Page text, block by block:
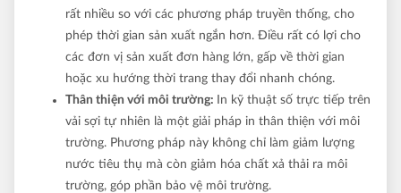
rất nhiều so với các phương pháp truyền thống, cho
phép thời gian sản xuất ngắn hơn. Điều rất có lợi cho
các đơn vị sản xuất đơn hàng lớn, gấp về thời gian
hoặc xu hướng thời trang thay đổi nhanh chóng.
Thân thiện với môi trường:
In kỹ thuật số trực tiếp trên
vải sợi tự nhiên là một giải pháp in thân thiện với môi
trường. Phương pháp này không chỉ làm giảm lượng
nước tiêu thụ mà còn giảm hóa chất xả thải ra môi
trường, góp phần bảo vệ môi trường.